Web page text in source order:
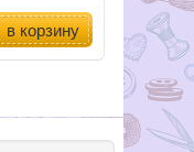
в корзину